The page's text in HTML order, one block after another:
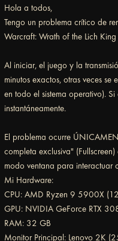
Hola a todos,
Tengo un problema crítico de
Warcraft: Wrath of the Lich
Al iniciar, el juego y la
minutos exactos, otras veces
en todo el sistema operativo).
instantáneamente.
El problema ocurre
completa exclusiva"
modo ventana para interactuar
Mi Hardware:
CPU: AMD Ryzen 9 5900X
GPU: NVIDIA GeForce RTX
RAM: 32 GB
Monitor Principal: Lenovo 2K